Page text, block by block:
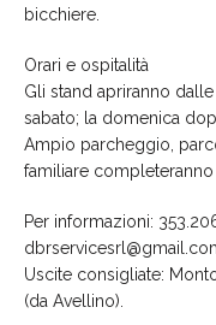
bicchiere.
Orari e ospitalità
Gli stand apriranno
sabato; la domenica
Ampio parcheggio,
familiare completeranno
Per informazioni:
Uscite consigliate:
(da Avellino).